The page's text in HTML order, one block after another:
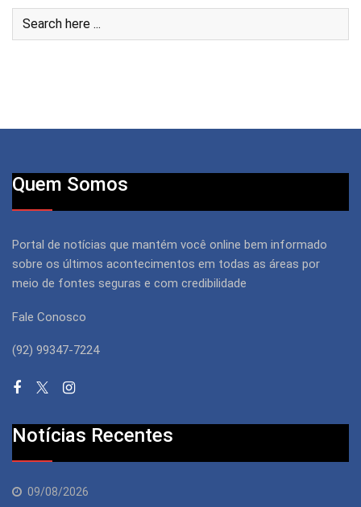
Quem Somos
Portal de notícias que mantém você online bem informado
sobre os últimos acontecimentos em todas as áreas por
meio de fontes seguras e com credibilidade
Fale Conosco
(92) 99347-7224
Notícias Recentes
09/08/2026